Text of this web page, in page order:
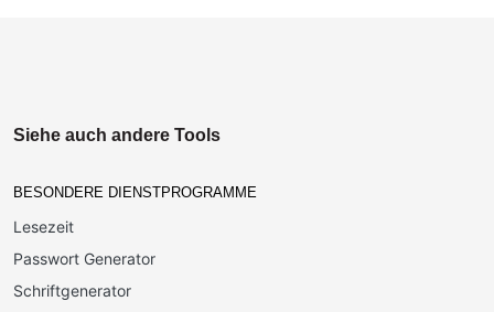
Siehe auch andere Tools
BESONDERE DIENSTPROGRAMME
Lesezeit
Passwort Generator
Schriftgenerator